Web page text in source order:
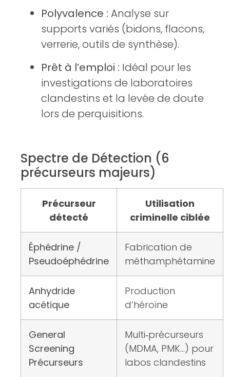
Polyvalence : Analyse sur
supports variés (bidons, flacons,
verrerie, outils de synthèse).
Prêt à l’emploi : Idéal pour les
investigations de laboratoires
clandestins et la levée de doute
lors de perquisitions.
Spectre de Détection (6
précurseurs majeurs)
Précurseur
détecté
Utilisation
criminelle ciblée
Éphédrine /
Pseudoéphédrine
Fabrication de
méthamphétamine
Anhydride
acétique
Production
d’héroïne
General
Screening
Précurseurs
Multi‑précurseurs
(MDMA, PMK…) pour
labos clandestins